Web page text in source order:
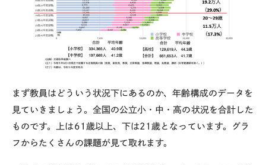
まず教員はどういう状況下にあるのか、年齢構成のデータを
見ていきましょう。全国の公立小・中・高の状況を合計した
ものです。上は61歳以上、下は21歳となっています。グラ
フからたくさんの課題が見て取れます。